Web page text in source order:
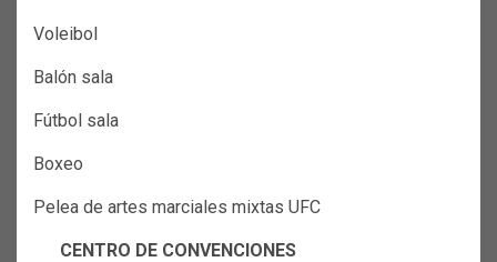
Voleibol
Balón sala
Fútbol sala
Boxeo
Pelea de artes marciales mixtas UFC
CENTRO DE CONVENCIONES